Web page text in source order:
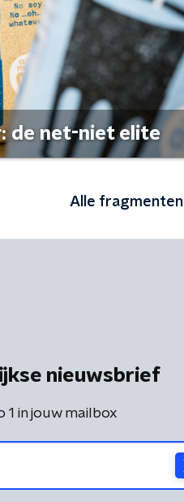
de net-niet elite
Alle fragmenten
nieuwsbrief
1 in jouw mailbox